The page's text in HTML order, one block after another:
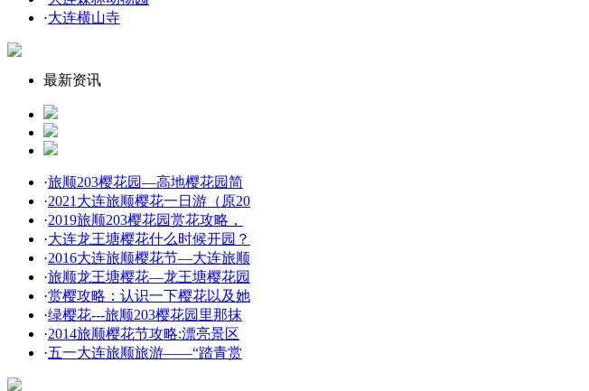
·大连横山寺
最新资讯
·旅顺203樱花园—高地樱花园简
·2021大连旅顺樱花一日游（原20
·2019旅顺203樱花园赏花攻略，
·大连龙王塘樱花什么时候开园？
·2016大连旅顺樱花节—大连旅顺
·旅顺龙王塘樱花—龙王塘樱花园
·赏樱攻略：认识一下樱花以及她
·绿樱花---旅顺203樱花园里那抹
·2014旅顺樱花节攻略:漂亮景区
·五一大连旅顺旅游——“踏青赏